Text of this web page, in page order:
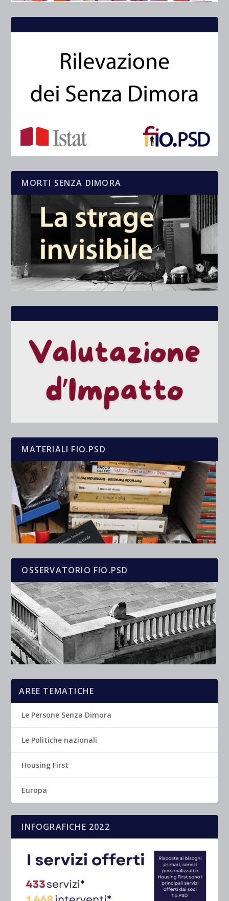
MORTI SENZA DIMORA
MATERIALI FIO.PSD
OSSERVATORIO FIO.PSD
AREE TEMATICHE
Le Persone Senza Dimora
Le Politiche nazionali
Housing First
Europa
INFOGRAFICHE 2022